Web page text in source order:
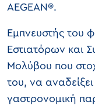
AEGEAN®.
Εμπνευστής του
Εστιατόρων και
Μολύβου που
του, να
γαστρονομική